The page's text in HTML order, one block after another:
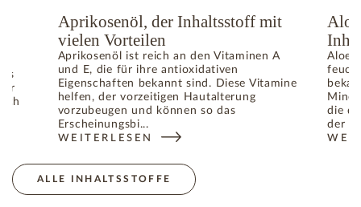
Aprikosenöl, der Inhaltsstoff mit
vielen Vorteilen
Aprikosenöl ist reich an den Vitaminen A
und E, die für ihre antioxidativen
Eigenschaften bekannt sind. Diese Vitamine
helfen, der vorzeitigen Hautalterung
vorzubeugen und können so das
Erscheinungsbi...
WEITERLESEN
: APRIKOSENÖL, DER INHALTSSTOFF MIT VIELEN
Aloe
die
der
:
ALLE INHALTSSTOFFE